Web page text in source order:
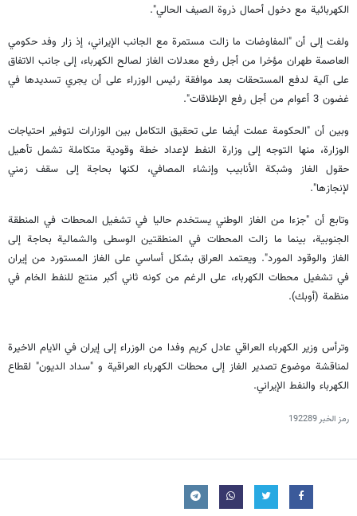
الكهربائية مع دخول أحمال ذروة الصيف الحالي".
ولفت إلى أن "المفاوضات ما زالت مستمرة مع الجانب الإيراني، إذ زار وفد حكومي
العاصمة طهران مؤخرا من أجل رفع معدلات الغاز لصالح الكهرباء، إلى جانب الاتفاق
على آلية لدفع المستحقات بعد موافقة رئيس الوزراء على أن يجري تسديدها في
غضون 3 أعوام من أجل رفع الإطلاقات".
وبين أن "الحكومة عملت أيضا على تحقيق التكامل بين الوزارات لتوفير احتياجات
الوزارة، منها التوجه إلى وزارة النفط لإعداد خطة وقودية متكاملة تشمل تأهيل
حقول الغاز وشبكة الأنابيب وإنشاء المصافي، لكنها بحاجة إلى سقف زمني
لإنجازها".
وتابع أن "جزءا من الغاز الوطني يستخدم حاليا في تشغيل المحطات في المنطقة
الجنوبية، بينما ما زالت المحطات في المنطقتين الوسطى والشمالية بحاجة إلى
الغاز والوقود المورد". ويعتمد العراق بشكل أساسي على الغاز المستورد من إيران
في تشغيل محطات الكهرباء، على الرغم من كونه ثاني أكبر منتج للنفط الخام في
منظمة (أوبك).
وترأس وزير الكهرباء العراقي عادل كريم وفدا من الوزراء إلى إيران في الايام الاخيرة
لمناقشة موضوع تصدير الغاز إلى محطات الكهرباء العراقية و "سداد الديون" لقطاع
الكهرباء والنفط الإيراني.
رمز الخبر192289